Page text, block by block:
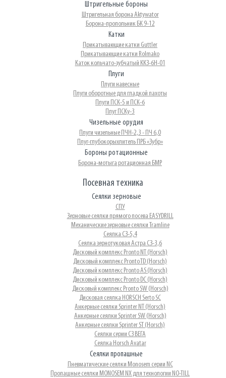
Штригельные бороны
Штригельная борона Aktywator
Борона-пропольник БК 9-12
Катки
Прикатывающие катки Guttler
Прикатывающие катки Rolmako
Каток кольчато-зубчатый ККЗ-6Н-01
Плуги
Плуги навесные
Плуги оборотные для гладкой пахоты
Плуги ПСК-5 и ПСК-6
Плуг ПCKу-3
Чизельные орудия
Плуги чизельные ПЧН-2,3 - ПЧ 6,0
Плуг-глубокорыхлитель ПРБ «Зубр»
Бороны ротационные
Борона-мотыга ротационная БМР
Посевная техника
Сеялки зерновые
СПУ
Зерновые сеялки прямого посева EASYDRILL
Механические зерновые сеялки Tramline
Сеялка СЗ-5,4
Сеялка зернотуковая Астра СЗ-3,6
Дисковый комплекс Pronto NT (Horsch)
Дисковый комплекс Pronto TD (Horsch)
Дисковый комплекс Pronto AS (Horsch)
Дисковый комплекс Pronto DC (Horsch)
Дисковый комплекс Pronto SW (Horsch)
Дисковая сеялка HORSCH Serto SC
Анкерные сеялки Sprinter NT (Horsch)
Анкерные сеялки Sprinter SW (Horsch)
Анкерные сеялки Sprinter ST (Horsch)
Сеялки серии СЗ ВЕГА
Сеялка Horsch Аvatar
Сеялки пропашные
Пневматические сеялки Monosem серии NC
Пропашные сеялки MONOSEM NX для технологии NO-TILL